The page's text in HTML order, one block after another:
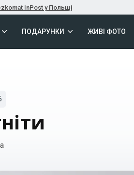
InPost у Польщі
ПОДАРУНКИ ЖИВІ ФОТО